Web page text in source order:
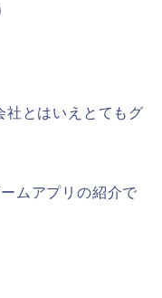
社とはいえとてもグ
ムアプリの紹介で